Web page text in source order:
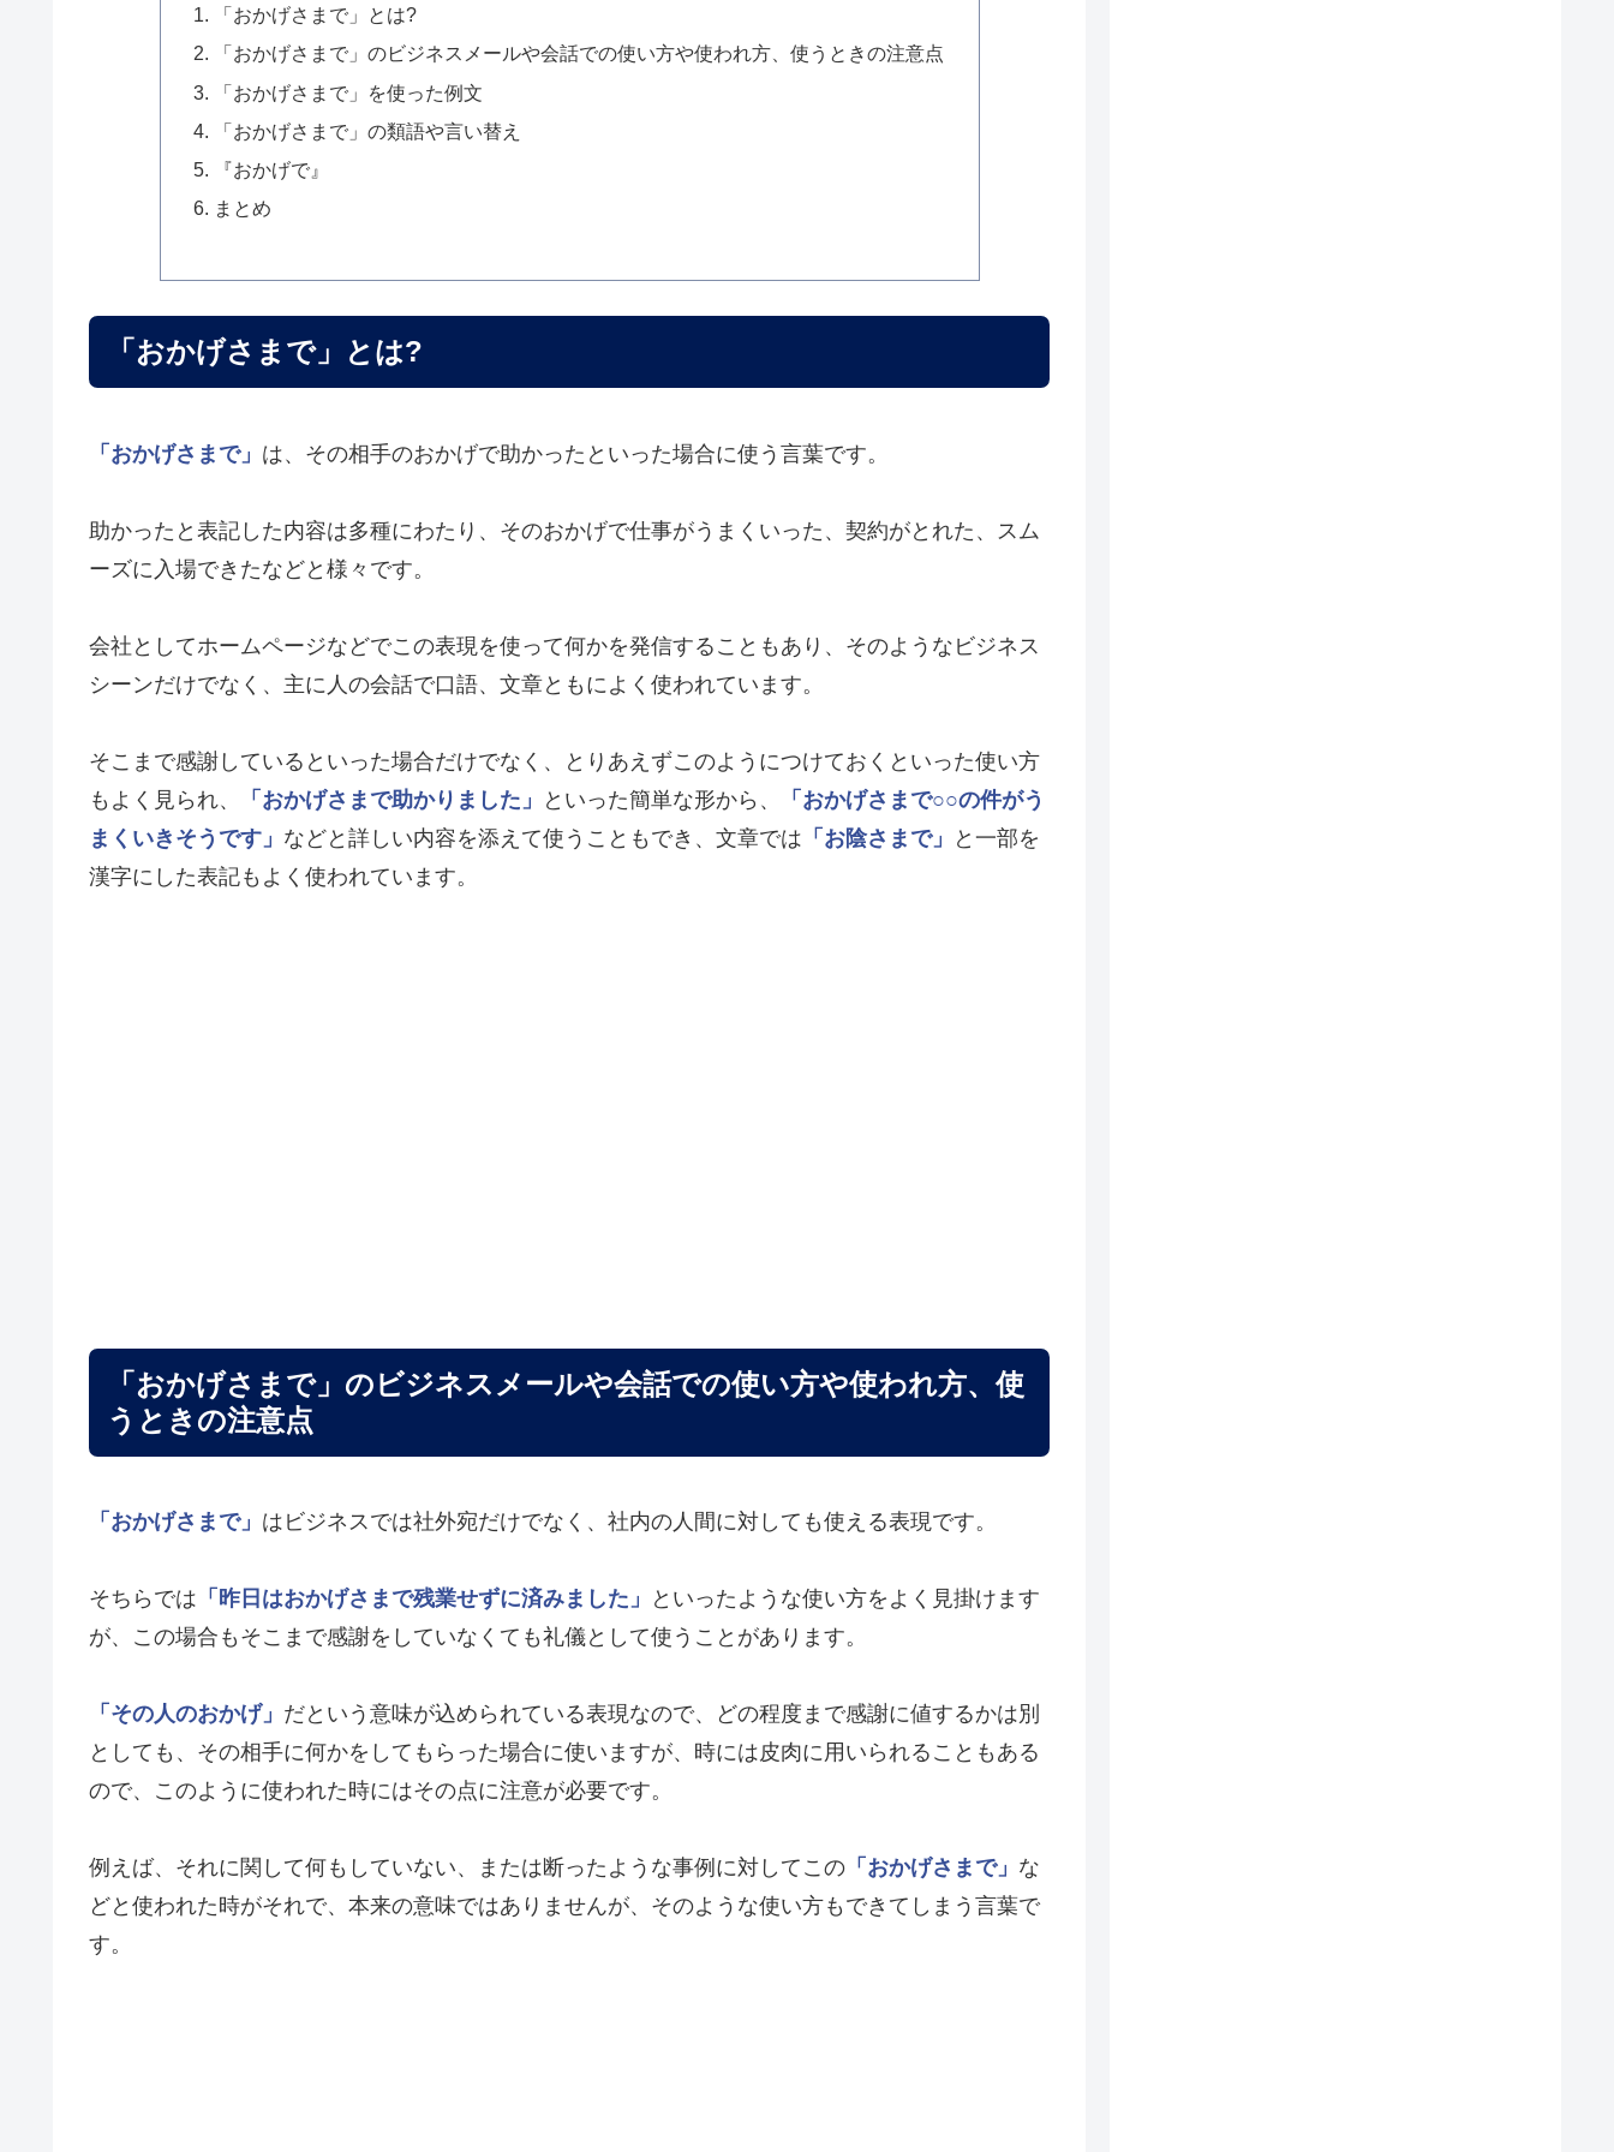
「おかげさまで」とは?
「おかげさまで」のビジネスメールや会話での使い方や使われ方、使うときの注意点
「おかげさまで」を使った例文
「おかげさまで」の類語や言い替え
『おかげで』
まとめ
「おかげさまで」とは?
「おかげさまで」 は、その相手のおかげで助かったといった場合に使う言葉です。
助かったと表記した内容は多種にわたり、そのおかげで仕事がうまくいった、契約がとれた、スム
ーズに入場できたなどと様々です。
会社としてホームページなどでこの表現を使って何かを発信することもあり、そのようなビジネス
シーンだけでなく、主に人の会話で口語、文章ともによく使われています。
そこまで感謝しているといった場合だけでなく、とりあえずこのようにつけておくといった使い方
もよく見られ、
「おかげさまで助かりました」 といった簡単な形から、
「おかげさまで○○の件がう
まくいきそうです」 などと詳しい内容を添えて使うこともでき、文章では 「お陰さまで」
と一部を
漢字にした表記もよく使われています。
「おかげさまで」のビジネスメールや会話での使い方や使われ方、使
うときの注意点
「おかげさまで」 はビジネスでは社外宛だけでなく、社内の人間に対しても使える表現です。
そちらでは 「昨日はおかげさまで残業せずに済みました」
といったような使い方をよく見掛けます
が、この場合もそこまで感謝をしていなくても礼儀として使うことがあります。
「その人のおかげ」 だという意味が込められている表現なので、どの程度まで感謝に値するかは別
としても、その相手に何かをしてもらった場合に使いますが、時には皮肉に用いられることもある
ので、このように使われた時にはその点に注意が必要です。
例えば、それに関して何もしていない、または断ったような事例に対してこの 「おかげさまで」 な
どと使われた時がそれで、本来の意味ではありませんが、そのような使い方もできてしまう言葉で
す。